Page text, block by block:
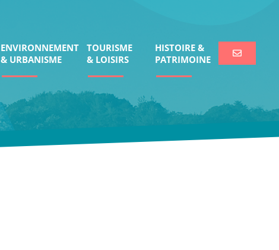
ENVIRONNEMENT
& URBANISME
TOURISME
& LOISIRS
HISTOIRE &
PATRIMOINE